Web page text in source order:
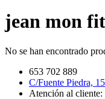
jean mon fit
No se han encontrado
653 702 889
C/Fuente Piedra,
Atención al